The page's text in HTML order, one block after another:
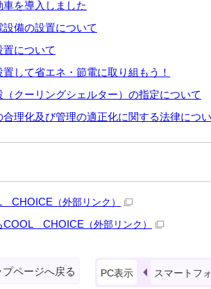
を導入しました
備の設置について
について
して省エネ・節電に取り組もう！
クーリングシェルター）の指定について
理化及び管理の適正化に関する法律につ
CHOICE （外部リンク）
COOL CHOICE （外部リンク）
プページへ戻る PC表示 スマートフ